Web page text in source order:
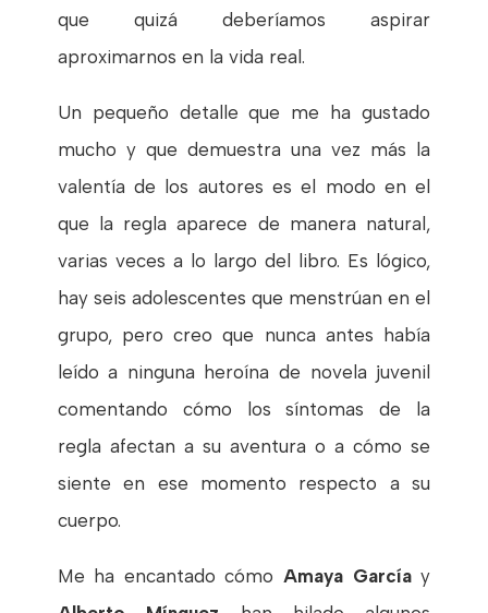
que quizá deberíamos aspirar
aproximarnos en la vida real.
Un pequeño detalle que me ha gustado
mucho y que demuestra una vez más la
valentía de los autores es el modo en el
que la regla aparece de manera natural,
varias veces a lo largo del libro. Es lógico,
hay seis adolescentes que menstrúan en el
grupo, pero creo que nunca antes había
leído a ninguna heroína de novela juvenil
comentando cómo los síntomas de la
regla afectan a su aventura o a cómo se
siente en ese momento respecto a su
cuerpo.
Me ha encantado cómoAmaya Garcíay